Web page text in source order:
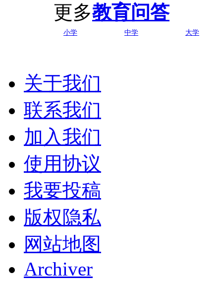
更多教育问答
小学 中学 大学
关于我们
联系我们
加入我们
使用协议
我要投稿
版权隐私
网站地图
Archiver